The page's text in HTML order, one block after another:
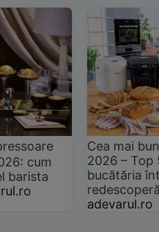
cum
barista
Cea mai
2026 –
bucătăria
adevarul.ro